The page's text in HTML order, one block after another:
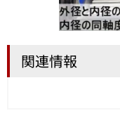
関連情報